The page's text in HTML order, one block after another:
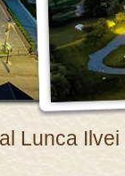
Lunca